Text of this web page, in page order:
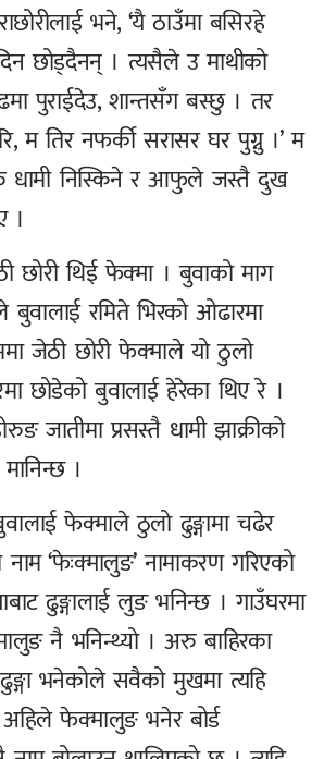
भने, ‘यै ठाउँमा बसिरहे
छोड्दैनन् । त्यसैले उ माथीको
पुराईदेउ, शान्तसँग बस्छु । तर
म तिर नफर्की सरासर घर पुग्नु ।’ म
धामी निस्किने र आफुले जस्तै दुख
।
छोरी थिई फेक्मा । बुवाको माग
बुवालाई रमिते भिरको ओढारमा
जेठी छोरी फेक्माले यो ठुलो
छोडेको बुवालाई हेरेका थिए रे ।
जातीमा प्रसस्तै धामी झाक्रीको
।
फेक्माले ठुलो ढुङ्गामा चढेर
नाम ‘फेःक्मालुङ’ नामाकरण गरिएको
ढुङ्गालाई लुङ भनिन्छ । गाउँघरमा
नै भनिन्थ्यो । अरु बाहिरका
भनेकोले सवैको मुखमा त्यहि
फेक्मालुङ भनेर बोर्ड